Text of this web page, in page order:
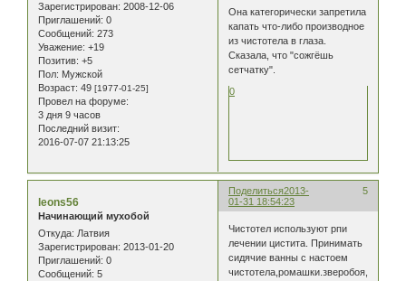
Зарегистрирован: 2008-12-06
Приглашений: 0
Сообщений: 273
Уважение: +19
Позитив: +5
Пол: Мужской
Возраст: 49 [1977-01-25]
Провел на форуме:
3 дня 9 часов
Последний визит:
2016-07-07 21:13:25
Она категорически запретила
капать что-либо производное
из чистотела в глаза.
Сказала, что "сожгёшь
сетчатку".
0
Поделиться 5
2013-
01-31 18:54:23
leons56
Начинающий мухобой
Откуда: Латвия
Зарегистрирован: 2013-01-20
Приглашений: 0
Сообщений: 5
Чистотел используют рпи
лечении цистита. Принимать
сидячие ванны с настоем